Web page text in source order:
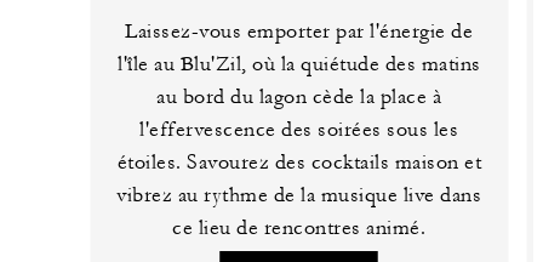
Laissez-vous emporter par l'énergie de
l'île au Blu'Zil, où la quiétude des matins
au bord du lagon cède la place à
l'effervescence des soirées sous les
étoiles. Savourez des cocktails maison et
vibrez au rythme de la musique live dans
ce lieu de rencontres animé.